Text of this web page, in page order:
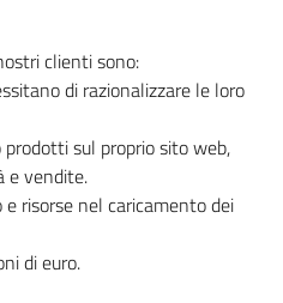
clienti sono:
di razionalizzare le loro
sul proprio sito web,
e vendite.
risorse nel caricamento dei
di euro.